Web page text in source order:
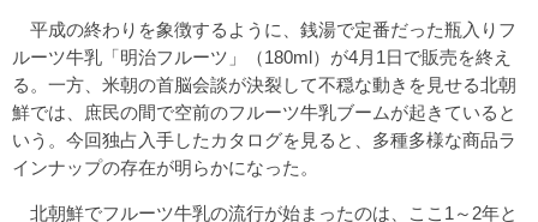
平成の終わりを象徴するように、銭湯で定番だった瓶入りフ
ルーツ牛乳「明治フルーツ」（180ml）が4月1日で販売を終え
る。一方、米朝の首脳会談が決裂して不穏な動きを見せる北朝
鮮では、庶民の間で空前のフルーツ牛乳ブームが起きていると
いう。今回独占入手したカタログを見ると、多種多様な商品ラ
インナップの存在が明らかになった。
北朝鮮でフルーツ牛乳の流行が始まったのは、ここ1～2年と